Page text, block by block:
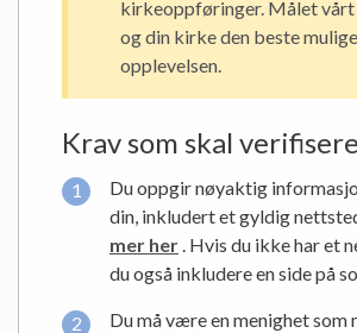
kirkeoppføringer. Målet vårt
og din kirke den beste mulige
opplevelsen.
Krav som skal
Du oppgir nøyaktig
din, inkludert et gyldig
mer her. Hvis du ikke har et
du også inkludere en side på
Du må være en menighet som